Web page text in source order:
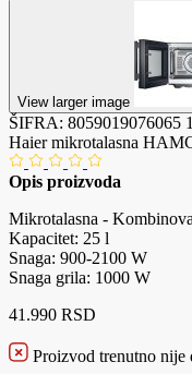
View larger image
ŠIFRA: 8059019076065
Haier mikrotalasna
Opis proizvoda
Mikrotalasna -
Kapacitet: 25 l
Snaga: 900-2100 W
Snaga grila: 1000 W
41.990 RSD
Proizvod trenutno nije